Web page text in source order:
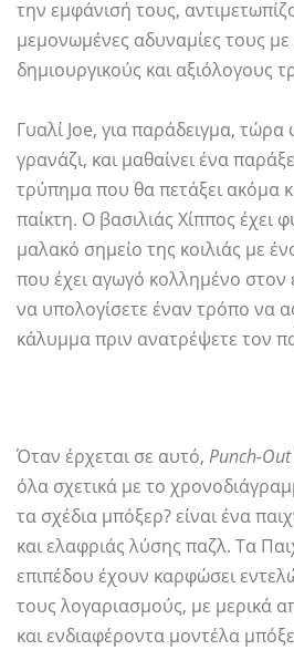
την εμφάνισή τους,
μεμονωμένες αδυναμίες τους
δημιουργικούς και αξιόλογους
Γυαλί Joe, για παράδειγμα, τώρα
γρανάζι, και μαθαίνει ένα
τρύπημα που θα πετάξει ακόμα
παίκτη. Ο βασιλιάς Χίππος έχει
μαλακό σημείο της κοιλιάς με
που έχει αγωγό κολλημένο στον
να υπολογίσετε έναν τρόπο να
κάλυμμα πριν ανατρέψετε τον
Όταν έρχεται σε αυτό, Punch-Out
όλα σχετικά με το
τα σχέδια μπόξερ? είναι ένα
και ελαφριάς λύσης παζλ. Τα
επιπέδου έχουν καρφώσει
τους λογαριασμούς, με μερικά
και ενδιαφέροντα μοντέλα